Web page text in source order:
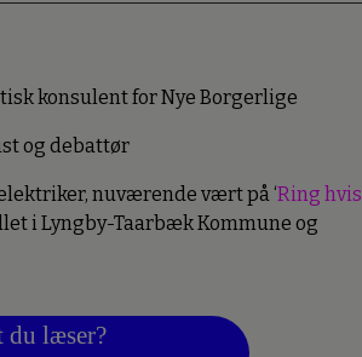
konsulent for Nye Borgerlige
og debattør
nuværende vært på ‘Ring hvis
i Lyngby-Taarbæk Kommune og
du læser?